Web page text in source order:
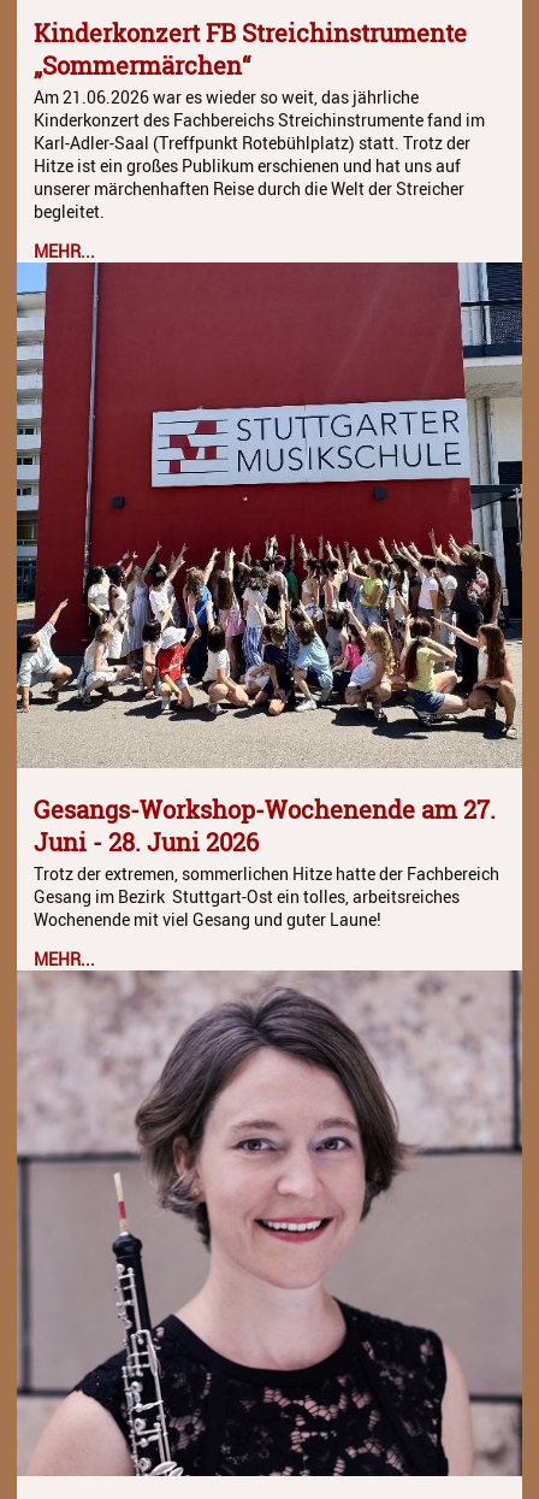
Jazz Workshop 2024
Musikproduktion, DJing und
Recoring Workshop
Jazz Workshop 2023
Barockorchester
Kongress
Hörgang
Blog
JuKO in Australien
Juso in Dänemark 2025
JuSO in Tschechien 2023
Spanienreise 2019
Japanreise 2019
Kooperationen
Grundschulen
Musikgymnasium
Musikgrundschule
Ein geschützter Ort für Kinder
und Jugendliche
Kontakt
Schulordnung
Elternbeirat
Förderverein
Stiftung
Stellenangebote
Kinderkonzert FB Streichinstrumente
„Sommermärchen“
Am 21.06.2026 war es wieder so weit, das jährliche
Kinderkonzert des Fachbereichs Streichinstrumente fand im
Karl-Adler-Saal (Treffpunkt Rotebühlplatz) statt. Trotz der
Hitze ist ein großes Publikum erschienen und hat uns auf
unserer märchenhaften Reise durch die Welt der Streicher
begleitet.
MEHR...
Gesangs-Workshop-Wochenende am 27.
Juni - 28. Juni 2026
Trotz der extremen, sommerlichen Hitze hatte der Fachbereich
Gesang im Bezirk Stuttgart-Ost ein tolles, arbeitsreiches
Wochenende mit viel Gesang und guter Laune!
MEHR...